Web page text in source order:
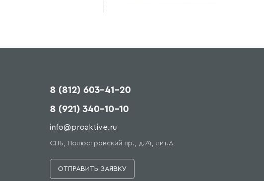
8 (812) 603-41-20
8 (921) 340-10-10
info@proaktive.ru
СПБ, Полюстровский пр., д.74, лит.А
ОТПРАВИТЬ ЗАЯВКУ